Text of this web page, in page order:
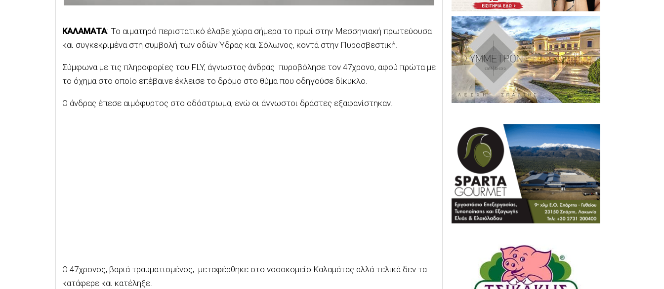
ΚΑΛΑΜΑΤΑ: Το αιματηρό περιστατικό έλαβε χώρα σήμερα το πρωί στην Μεσσηνιακή πρωτεύουσα
και συγκεκριμένα στη συμβολή των οδών Ύδρας και Σόλωνος, κοντά στην Πυροσβεστική.
Σύμφωνα με τις πληροφορίες του FLY, άγνωστος άνδρας πυροβόλησε τον 47χρονο, αφού πρώτα με
το όχημα στο οποίο επέβαινε έκλεισε το δρόμο στο θύμα που οδηγούσε δίκυκλο.
Ο άνδρας έπεσε αιμόφυρτος στο οδόστρωμα, ενώ οι άγνωστοι δράστες εξαφανίστηκαν.
Ο 47χρονος, βαριά τραυματισμένος, μεταφέρθηκε στο νοσοκομείο Καλαμάτας αλλά τελικά δεν τα
κατάφερε και κατέληξε.